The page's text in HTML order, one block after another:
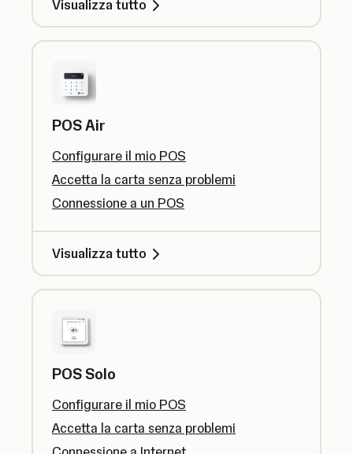
Visualizza tutto
POS Air
Configurare il mio POS
Accetta la carta senza problemi
Connessione a un POS
Visualizza tutto
POS Solo
Configurare il mio POS
Accetta la carta senza problemi